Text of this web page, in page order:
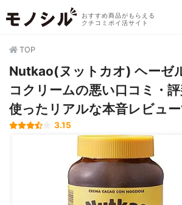
おすすめ商品がもらえる
クチコミポイ活サイト
TOP
Nutkao(ヌットカオ) ヘーゼ
コクリームの悪い口コミ・
使ったリアルな本音レビュ
3.15